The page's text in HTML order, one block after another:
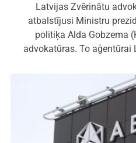
Latvijas Zvērinātu
atbalstījusi Ministru
politiķa Alda Gobzema
advokatūras. To aģentūrai